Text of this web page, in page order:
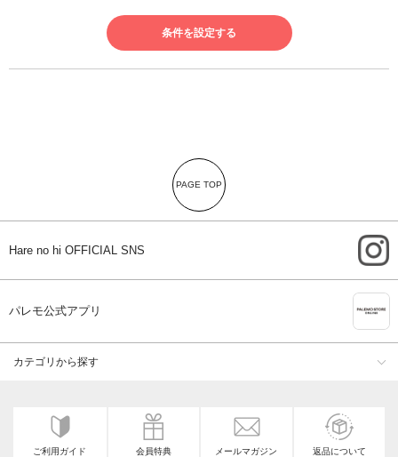
条件を設定する
PAGE TOP
Hare no hi OFFICIAL SNS
パレモ公式アプリ
カテゴリから探す
ご利用ガイド 会員特典 メールマガジン 返品について